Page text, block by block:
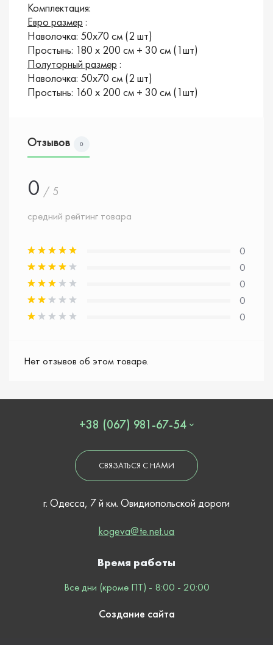
Комплектация:
Евро размер :
Наволочка: 50х70 см (2 шт)
Простынь: 180 х 200 см + 30 см (1шт)
Полуторный размер :
Наволочка: 50х70 см (2 шт)
Простынь: 160 х 200 см + 30 см (1шт)
Отзывов 0
0 / 5
средний рейтинг товара
0
0
0
0
0
Нет отзывов об этом товаре.
+38 (067) 981-67-54
СВЯЗАТЬСЯ С НАМИ
г. Одесса, 7 й км. Овидиопольской дороги
kogeva@te.net.ua
Время работы
Все дни (кроме ПТ) - 8:00 - 20:00
Создание сайта